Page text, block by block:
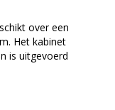
over een
Het kabinet
is uitgevoerd